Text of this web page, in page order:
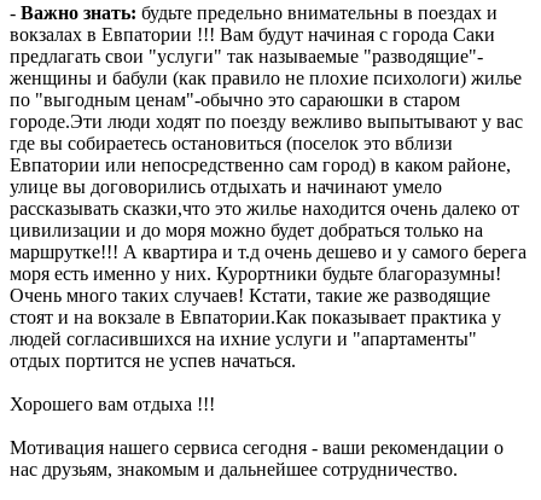
- Важно знать: будьте предельно внимательны в поездах и
вокзалах в Евпатории !!! Вам будут начиная с города Саки
предлагать свои "услуги" так называемые "разводящие"-
женщины и бабули (как правило не плохие психологи) жилье
по "выгодным ценам"-обычно это сараюшки в старом
городе.Эти люди ходят по поезду вежливо выпытывают у вас
где вы собираетесь остановиться (поселок это вблизи
Евпатории или непосредственно сам город) в каком районе,
улице вы договорились отдыхать и начинают умело
рассказывать сказки,что это жилье находится очень далеко от
цивилизации и до моря можно будет добраться только на
маршрутке!!! А квартира и т.д очень дешево и у самого берега
моря есть именно у них. Курортники будьте благоразумны!
Очень много таких случаев! Кстати, такие же разводящие
стоят и на вокзале в Евпатории.Как показывает практика у
людей согласившихся на ихние услуги и "апартаменты"
отдых портится не успев начаться.
Хорошего вам отдыха !!!
Мотивация нашего сервиса сегодня - ваши рекомендации о
нас друзьям, знакомым и дальнейшее сотрудничество.